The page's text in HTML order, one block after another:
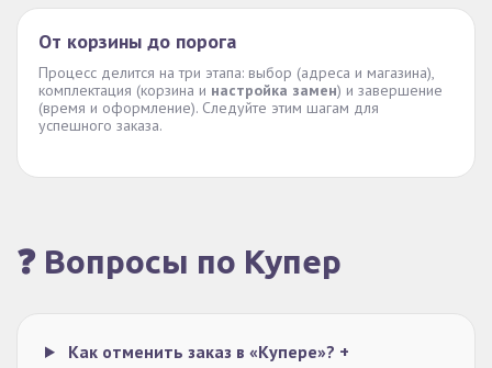
От корзины до порога
Процесс делится на три этапа: выбор (адреса и магазина),
комплектация (корзина и настройка замен) и завершение
(время и оформление). Следуйте этим шагам для
успешного заказа.
❓ Вопросы по Купер
Как отменить заказ в «Купере»? +